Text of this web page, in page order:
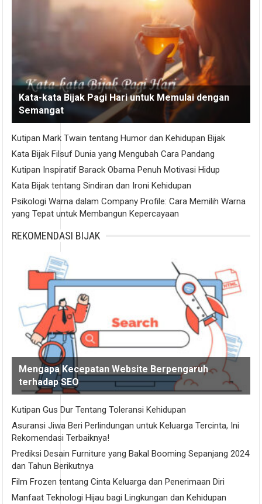
Kata-kata Bijak Pagi Hari untuk Memulai dengan
Semangat
Kutipan Mark Twain tentang Humor dan Kehidupan Bijak
Kata Bijak Filsuf Dunia yang Mengubah Cara Pandang
Kutipan Inspiratif Barack Obama Penuh Motivasi Hidup
Kata Bijak tentang Sindiran dan Ironi Kehidupan
Psikologi Warna dalam Company Profile: Cara Memilih Warna
yang Tepat untuk Membangun Kepercayaan
REKOMENDASI BIJAK
Mengapa Kecepatan Website Berpengaruh
terhadap SEO
Kutipan Gus Dur Tentang Toleransi Kehidupan
Asuransi Jiwa Beri Perlindungan untuk Keluarga Tercinta, Ini
Rekomendasi Terbaiknya!
Prediksi Desain Furniture yang Bakal Booming Sepanjang 2024
dan Tahun Berikutnya
Film Frozen tentang Cinta Keluarga dan Penerimaan Diri
Manfaat Teknologi Hijau bagi Lingkungan dan Kehidupan